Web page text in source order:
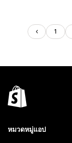
1
หมวดหมู่แอป